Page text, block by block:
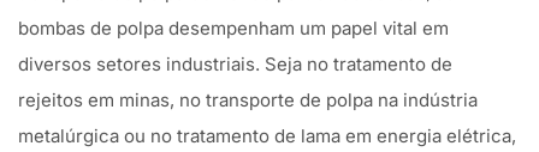
bombas de polpa desempenham um papel vital em
diversos setores industriais. Seja no tratamento de
rejeitos em minas, no transporte de polpa na indústria
metalúrgica ou no tratamento de lama em energia elétrica,